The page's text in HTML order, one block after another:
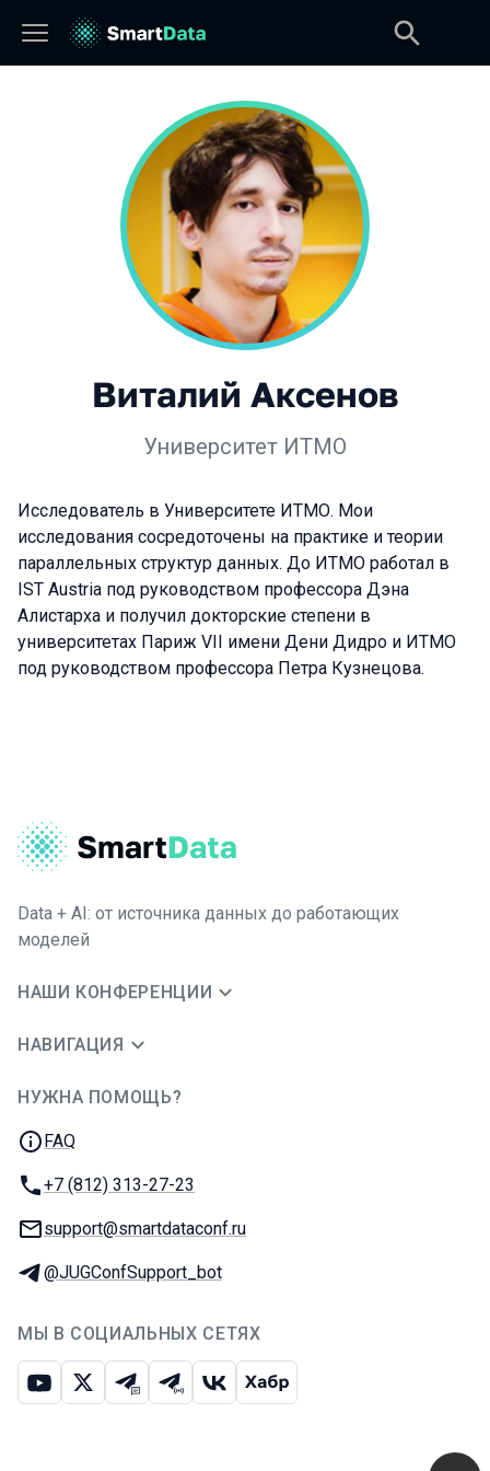
Виталий Аксенов
Университет ИТМО
Исследователь в Университете ИТМО. Мои
исследования сосредоточены на практике и теории
параллельных структур данных. До ИТМО работал в
IST Austria под руководством профессора Дэна
Алистарха и получил докторские степени в
университетах Париж VII имени Дени Дидро и ИТМО
под руководством профессора Петра Кузнецова.
Data + AI: от источника данных до работающих
моделей
НАШИ КОНФЕРЕНЦИИ
НАВИГАЦИЯ
НУЖНА ПОМОЩЬ?
FAQ
Телефон:
+7 (812) 313-27-23
E-mail:
support@smartdataconf.ru
Телеграм:
@JUGConfSupport_bot
МЫ В СОЦИАЛЬНЫХ СЕТЯХ
ЮтубИкс Телеграм-чат
Телеграм-канал
ВКонтакте
Хабр